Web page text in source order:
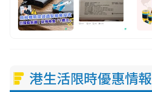
港生活限時優惠情報